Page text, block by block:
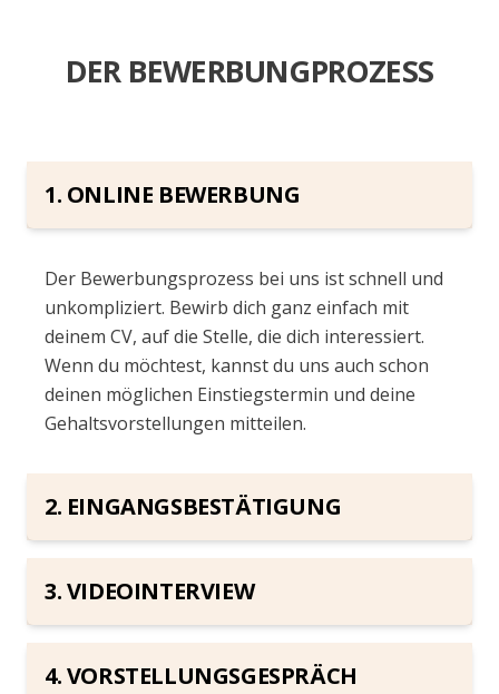
DER BEWERBUNGPROZESS
1. ONLINE BEWERBUNG
Der Bewerbungsprozess bei uns ist schnell und
unkompliziert. Bewirb dich ganz einfach mit
deinem CV, auf die Stelle, die dich interessiert.
Wenn du möchtest, kannst du uns auch schon
deinen möglichen Einstiegstermin und deine
Gehaltsvorstellungen mitteilen.
2. EINGANGSBESTÄTIGUNG
3. VIDEOINTERVIEW
4. VORSTELLUNGSGESPRÄCH